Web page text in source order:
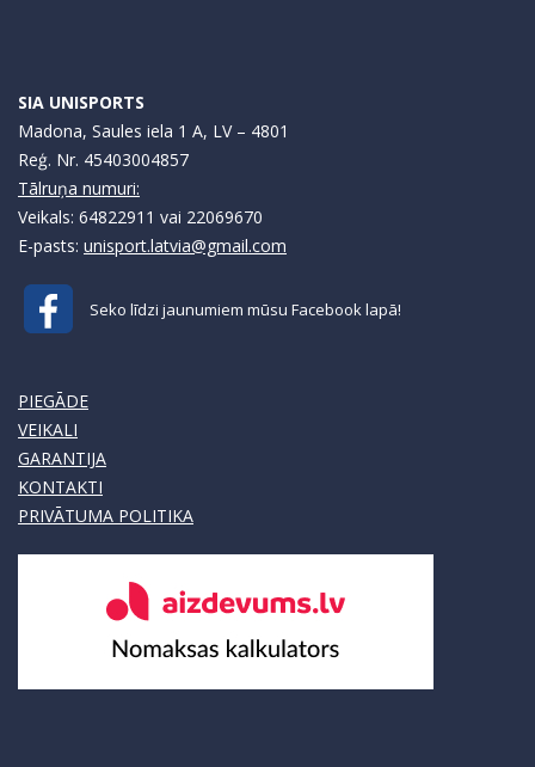
SIA UNISPORTS
Madona, Saules iela 1 A, LV – 4801
Reģ. Nr. 45403004857
Tālruņa numuri:
Veikals: 64822911 vai 22069670
E-pasts: unisport.latvia@gmail.com
Seko līdzi jaunumiem mūsu Facebook lapā!
PIEGĀDE
VEIKALI
GARANTIJA
KONTAKTI
PRIVĀTUMA POLITIKA